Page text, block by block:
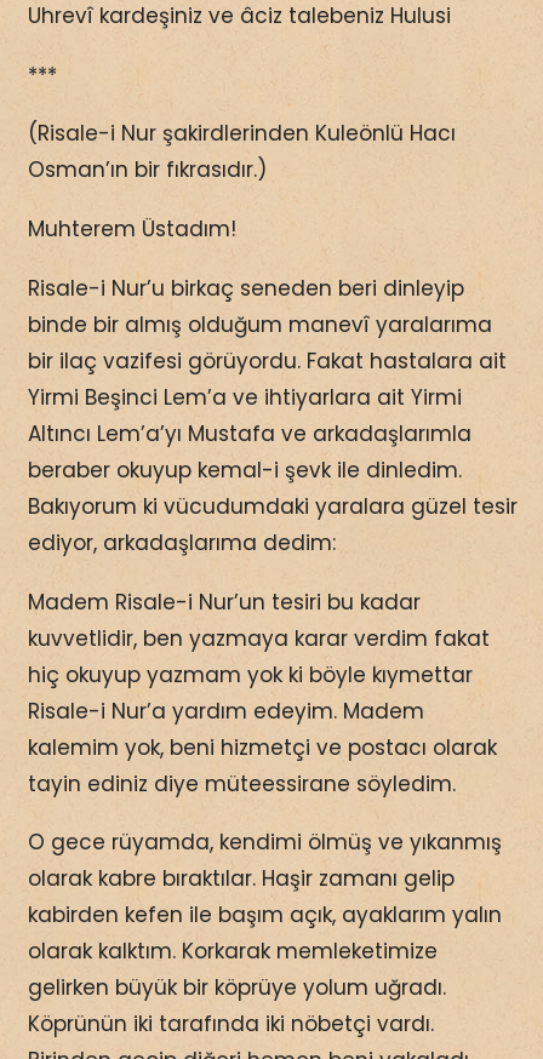
Uhrevî kardeşiniz ve âciz talebeniz Hulusi
***
(Risale-i Nur şakirdlerinden Kuleönlü Hacı
Osman’ın bir fıkrasıdır.)
Muhterem Üstadım!
Risale-i Nur’u birkaç seneden beri dinleyip
binde bir almış olduğum manevî yaralarıma
bir ilaç vazifesi görüyordu. Fakat hastalara ait
Yirmi Beşinci Lem’a ve ihtiyarlara ait Yirmi
Altıncı Lem’a’yı Mustafa ve arkadaşlarımla
beraber okuyup kemal-i şevk ile dinledim.
Bakıyorum ki vücudumdaki yaralara güzel tesir
ediyor, arkadaşlarıma dedim:
Madem Risale-i Nur’un tesiri bu kadar
kuvvetlidir, ben yazmaya karar verdim fakat
hiç okuyup yazmam yok ki böyle kıymettar
Risale-i Nur’a yardım edeyim. Madem
kalemim yok, beni hizmetçi ve postacı olarak
tayin ediniz diye müteessirane söyledim.
O gece rüyamda, kendimi ölmüş ve yıkanmış
olarak kabre bıraktılar. Haşir zamanı gelip
kabirden kefen ile başım açık, ayaklarım yalın
olarak kalktım. Korkarak memleketimize
gelirken büyük bir köprüye yolum uğradı.
Köprünün iki tarafında iki nöbetçi vardı.